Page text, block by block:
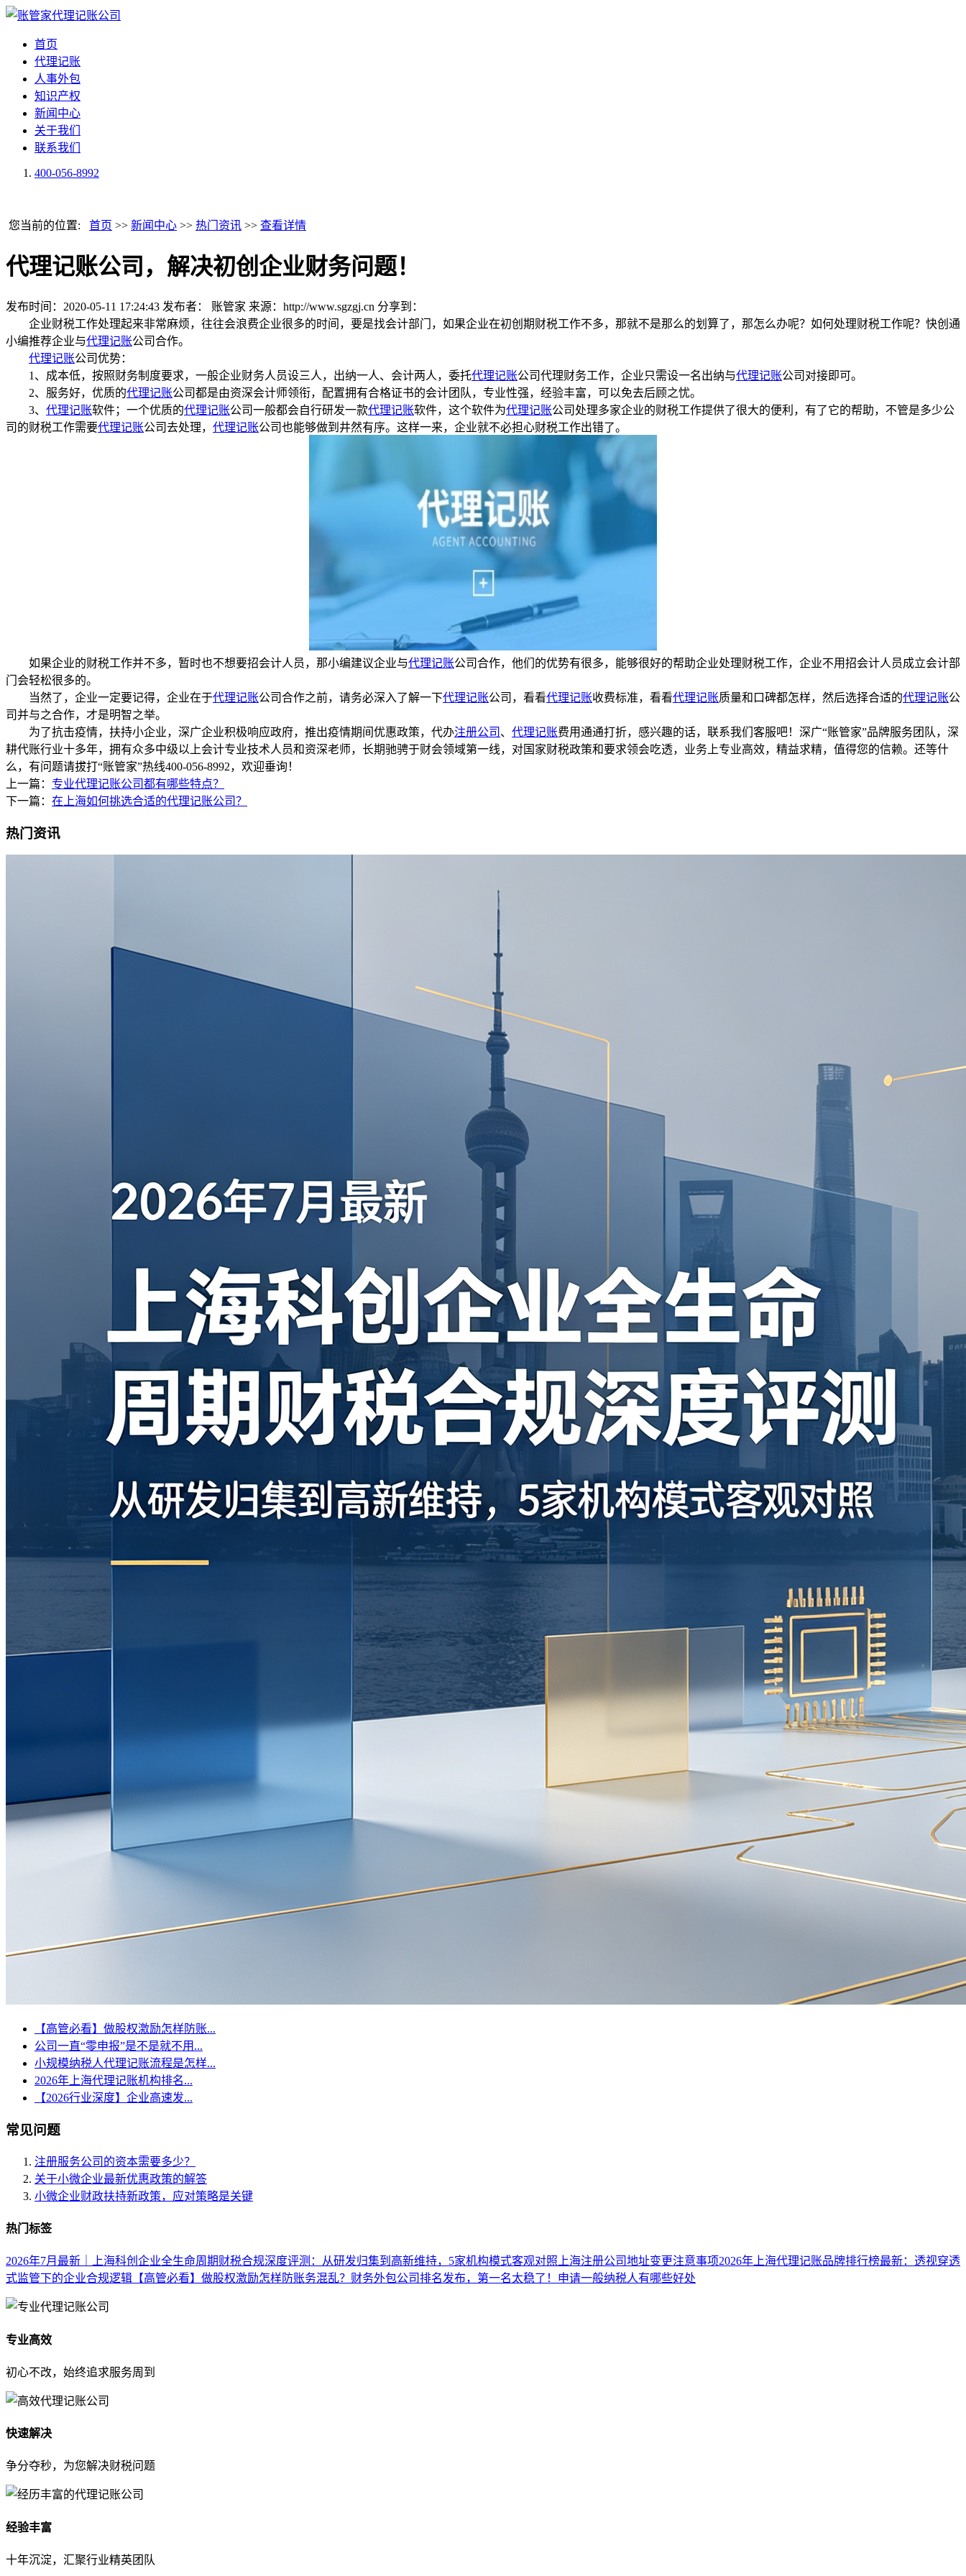
首页
代理记账
人事外包
知识产权
新闻中心
关于我们
联系我们
400-056-8992
您当前的位置: 首页 >> 新闻中心 >> 热门资讯 >> 查看详情
代理记账公司，解决初创企业财务问题！
发布时间：2020-05-11 17:24:43 发布者： 账管家 来源：http://www.sgzgj.cn 分享到：
企业财税工作处理起来非常麻烦，往往会浪费企业很多的时间，要是找会计部门，如果企业在初创期财税工作不多，那就不是那么的划算了，那怎么办呢？如何处理财税工作呢？快创通
小编推荐企业与代理记账公司合作。
代理记账公司优势：
1、成本低，按照财务制度要求，一般企业财务人员设三人，出纳一人、会计两人，委托代理记账公司代理财务工作，企业只需设一名出纳与代理记账公司对接即可。
2、服务好，优质的代理记账公司都是由资深会计师领衔，配置拥有合格证书的会计团队，专业性强，经验丰富，可以免去后顾之忧。
3、 代理记账软件；一个优质的代理记账公司一般都会自行研发一款代理记账软件，这个软件为代理记账公司处理多家企业的财税工作提供了很大的便利，有了它的帮助，不管是多少公
司的财税工作需要代理记账公司去处理， 代理记账公司也能够做到井然有序。这样一来，企业就不必担心财税工作出错了。
如果企业的财税工作并不多，暂时也不想要招会计人员，那小编建议企业与代理记账公司合作，他们的优势有很多，能够很好的帮助企业处理财税工作，企业不用招会计人员成立会计部
门会轻松很多的。
当然了，企业一定要记得，企业在于代理记账公司合作之前，请务必深入了解一下代理记账公司，看看代理记账收费标准，看看代理记账质量和口碑都怎样，然后选择合适的代理记账公
司并与之合作，才是明智之举。
为了抗击疫情，扶持小企业，深广企业积极响应政府，推出疫情期间优惠政策，代办注册公司 、 代理记账费用通通打折，感兴趣的话，联系我们客服吧！深广“账管家”品牌服务团队，深
耕代账行业十多年，拥有众多中级以上会计专业技术人员和资深老师，长期驰骋于财会领域第一线，对国家财税政策和要求领会吃透，业务上专业高效，精益求精，值得您的信赖。还等什
么，有问题请拔打“账管家”热线400-056-8992，欢迎垂询！
上一篇： 专业代理记账公司都有哪些特点？
下一篇： 在上海如何挑选合适的代理记账公司？
热门资讯
【高管必看】做股权激励怎样防账...
公司一直“零申报”是不是就不用...
小规模纳税人代理记账流程是怎样...
2026年上海代理记账机构排名...
【2026行业深度】企业高速发...
常见问题
注册服务公司的资本需要多少？
关于小微企业最新优惠政策的解答
小微企业财政扶持新政策，应对策略是关键
热门标签
2026年7月最新｜上海科创企业全生命周期财税合规深度评测：从研发归集到高新维持，5家机构模式客观对照 上海注册公司地址变更注意事项2026年上海代理记账品牌排行榜最新：透视穿透
式监管下的企业合规逻辑 【高管必看】做股权激励怎样防账务混乱？财务外包公司排名发布，第一名太稳了！ 申请一般纳税人有哪些好处
专业高效
初心不改，始终追求服务周到
快速解决
争分夺秒，为您解决财税问题
经验丰富
十年沉淀，汇聚行业精英团队